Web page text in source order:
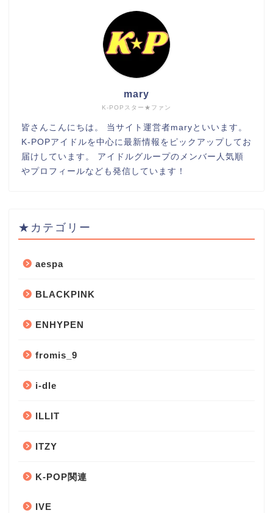
K-POPスター★ファン
mary
皆さんこんにちは。 当サイト運営者maryといいます。
K-POPアイドルを中心に最新情報をピックアップしてお
届けしています。 アイドルグループのメンバー人気順
やプロフィールなども発信しています！
★カテゴリー
aespa
BLACKPINK
ENHYPEN
fromis_9
i-dle
ILLIT
ITZY
K-POP関連
IVE